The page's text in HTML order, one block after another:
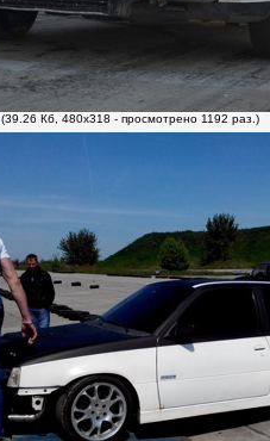
(39.26 Кб, 480x318 - просмотрено 1192 раз.)